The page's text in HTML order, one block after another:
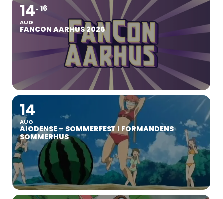
14
AUG
16
FANCON AARHUS 2026
14
AUG
AIODENSE – SOMMERFEST I FORMANDENS
SOMMERHUS